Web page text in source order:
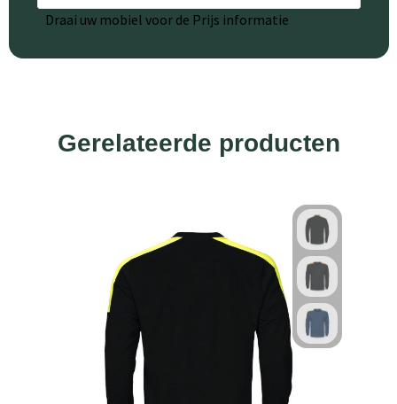
Draai uw mobiel voor de Prijs informatie
Gerelateerde producten